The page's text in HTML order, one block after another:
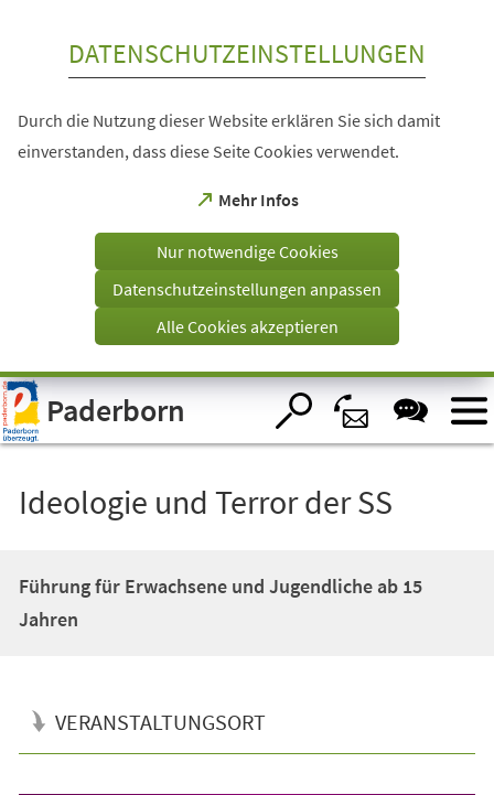
Visuelle
Assistenzsoftware
öffnen.
DATENSCHUTZEINSTELLUNGEN
Durch die Nutzung dieser Website erklären Sie sich damit
einverstanden, dass diese Seite Cookies verwendet.
Mehr Infos
(Öffnet
einem
Tab)
Nur notwendige Cookies
Datenschutzeinstellungen anpassen
Alle Cookies akzeptieren
Paderborn
Ideologie und Terror der SS
Führung für Erwachsene und Jugendliche ab 15
Jahren
VERANSTALTUNGSORT